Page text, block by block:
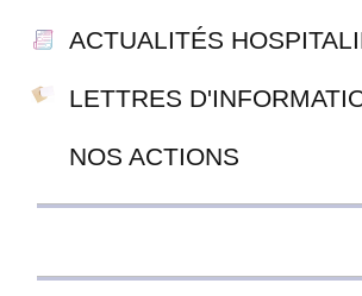
ACTUALITÉS
LETTRES
NOS ACTIONS